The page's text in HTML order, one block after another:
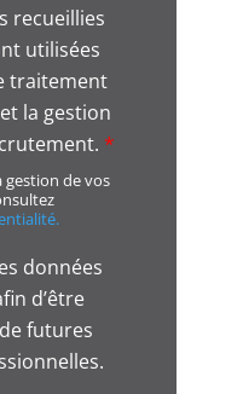
recueillies
utilisées
traitement
la gestion
*
gestion de vos
données
d’être
futures